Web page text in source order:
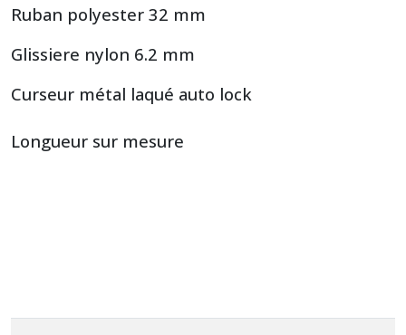
Ruban polyester 32 mm
Glissiere nylon 6.2 mm
Curseur métal laqué auto lock
Longueur sur mesure